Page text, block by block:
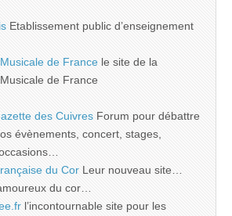
Etablissement public d’enseignement
de France le site de la
de France
des Cuivres Forum pour débattre
évènements, concert, stages,
du Cor Leur nouveau site…
du cor…
l’incontournable site pour les